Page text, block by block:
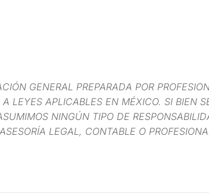
GENERAL PREPARADA POR
LEYES APLICABLES EN MÉXICO. SI BIEN
NINGÚN TIPO DE
LEGAL, CONTABLE O